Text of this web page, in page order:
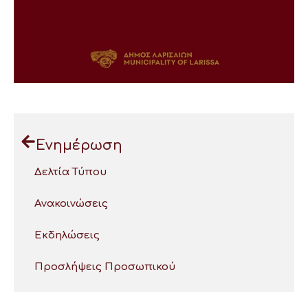
Ενημέρωση
Δελτία Τύπου
Ανακοινώσεις
Εκδηλώσεις
Προσλήψεις Προσωπικού